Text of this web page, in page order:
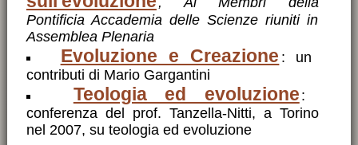
Pontificia Accademia delle Scienze riuniti in
Assemblea Plenaria
Evoluzione e Creazione : un
contributi di Mario Gargantini
Teologia ed evoluzione :
conferenza del prof. Tanzella-Nitti, a Torino
nel 2007, su teologia ed evoluzione